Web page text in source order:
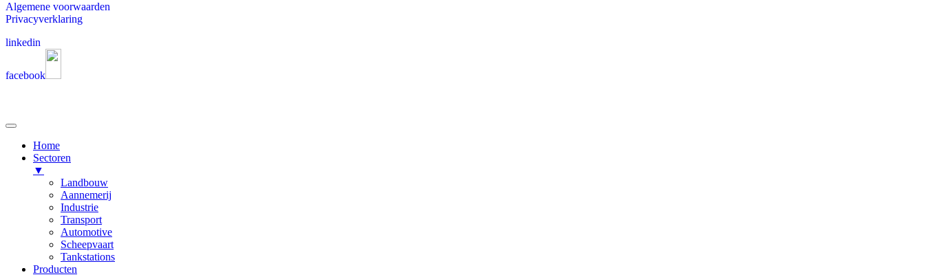
Algemene voorwaarden
Privacyverklaring
linkedin
facebook
Home
Sectoren
▼
Landbouw
Aannemerij
Industrie
Transport
Automotive
Scheepvaart
Tankstations
Producten